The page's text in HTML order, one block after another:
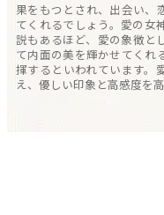
果をもつとされ、出会い、
てくれるでしょう。愛の女
説もあるほど、愛の象徴と
て内面の美を輝かせてくれ
揮するといわれています。
え、優しい印象と高感度を